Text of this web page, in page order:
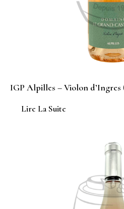
IGP Alpilles – Violon d’Ingres
Lire La Suite